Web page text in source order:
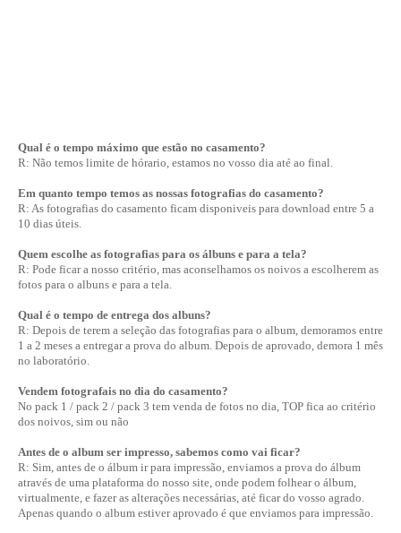
Qual é o tempo máximo que estão no casamento?
R: Não temos limite de hórario, estamos no vosso dia até ao final.
Em quanto tempo temos as nossas fotografias do casamento?
R: As fotografias do casamento ficam disponiveis para download entre 5 a
10 dias úteis.
Quem escolhe as fotografias para os álbuns e para a tela?
R: Pode ficar a nosso critério, mas aconselhamos os noivos a escolherem as
fotos para o albuns e para a tela.
Qual é o tempo de entrega dos albuns?
R: Depois de terem a seleção das fotografias para o album, demoramos entre
1 a 2 meses a entregar a prova do album. Depois de aprovado, demora 1 mês
no laboratório.
Vendem fotografais no dia do casamento?
No pack 1 / pack 2 / pack 3 tem venda de fotos no dia, TOP fica ao critério
dos noivos, sim ou não
Antes de o album ser impresso, sabemos como vai ficar?
R: Sim, antes de o álbum ir para impressão, enviamos a prova do álbum
através de uma plataforma do nosso site, onde podem folhear o álbum,
virtualmente, e fazer as alterações necessárias, até ficar do vosso agrado.
Apenas quando o album estiver aprovado é que enviamos para impressão.